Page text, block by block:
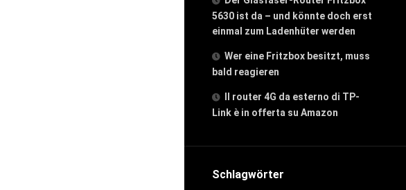
5630 ist da – und könnte doch erst
einmal zum Ladenhüter werden
Wer eine Fritzbox besitzt, muss
bald reagieren
Il router 4G da esterno di TP-
Link è in offerta su Amazon
Schlagwörter